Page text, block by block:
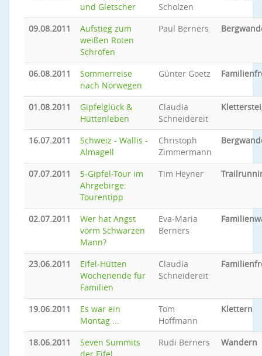
und Gletscher
Scholzen
09.08.2011
Aufstieg zum
weißen Roten
Schrofen
Paul Berners
06.08.2011
Sommerreise
nach Norwegen
Günter Goetz
01.08.2011
Gipfelglück &
Hüttenleben
Claudia
Schneidereit
16.07.2011
Schweiz - Wallis -
Almagell
Christoph
Zimmermann
07.07.2011
5-Gipfel-Tour im
Ahrgebirge:
Tourentipp
Tim Heyner
02.07.2011
Wer hat Angst
vorm Schwarzen
Mann?
Eva-Maria
Berners
23.06.2011
Eifel-Hütten
Wochenende für
Familien
Claudia
Schneidereit
19.06.2011
Es war ein
Montag ...
Tom
Hoffmann
Klettern
18.06.2011
Seven Summits
Rudi Berners Wandern